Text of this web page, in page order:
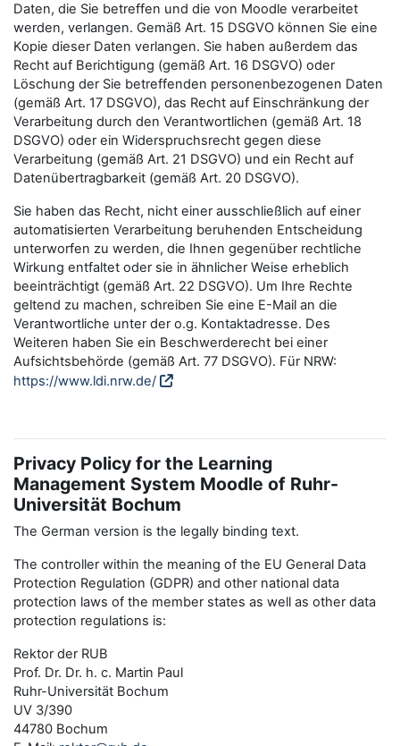
Daten, die Sie betreffen und die von Moodle verarbeitet
werden, verlangen. Gemäß Art. 15 DSGVO können Sie eine
Kopie dieser Daten verlangen. Sie haben außerdem das
Recht auf Berichtigung (gemäß Art. 16 DSGVO) oder
Löschung der Sie betreffenden personenbezogenen Daten
(gemäß Art. 17 DSGVO), das Recht auf Einschränkung der
Verarbeitung durch den Verantwortlichen (gemäß Art. 18
DSGVO) oder ein Widerspruchsrecht gegen diese
Verarbeitung (gemäß Art. 21 DSGVO) und ein Recht auf
Datenübertragbarkeit (gemäß Art. 20 DSGVO).
Sie haben das Recht, nicht einer ausschließlich auf einer
automatisierten Verarbeitung beruhenden Entscheidung
unterworfen zu werden, die Ihnen gegenüber rechtliche
Wirkung entfaltet oder sie in ähnlicher Weise erheblich
beeinträchtigt (gemäß Art. 22 DSGVO). Um Ihre Rechte
geltend zu machen, schreiben Sie eine E-Mail an die
Verantwortliche unter der o.g. Kontaktadresse. Des
Weiteren haben Sie ein Beschwerderecht bei einer
Aufsichtsbehörde (gemäß Art. 77 DSGVO). Für NRW:
https://www.ldi.nrw.de/
Privacy Policy for the Learning
Management System Moodle of Ruhr-
Universität Bochum
The German version is the legally binding text.
The controller within the meaning of the EU General Data
Protection Regulation (GDPR) and other national data
protection laws of the member states as well as other data
protection regulations is:
Rektor der RUB
Prof. Dr. Dr. h. c. Martin Paul
Ruhr-Universität Bochum
UV 3/390
44780 Bochum